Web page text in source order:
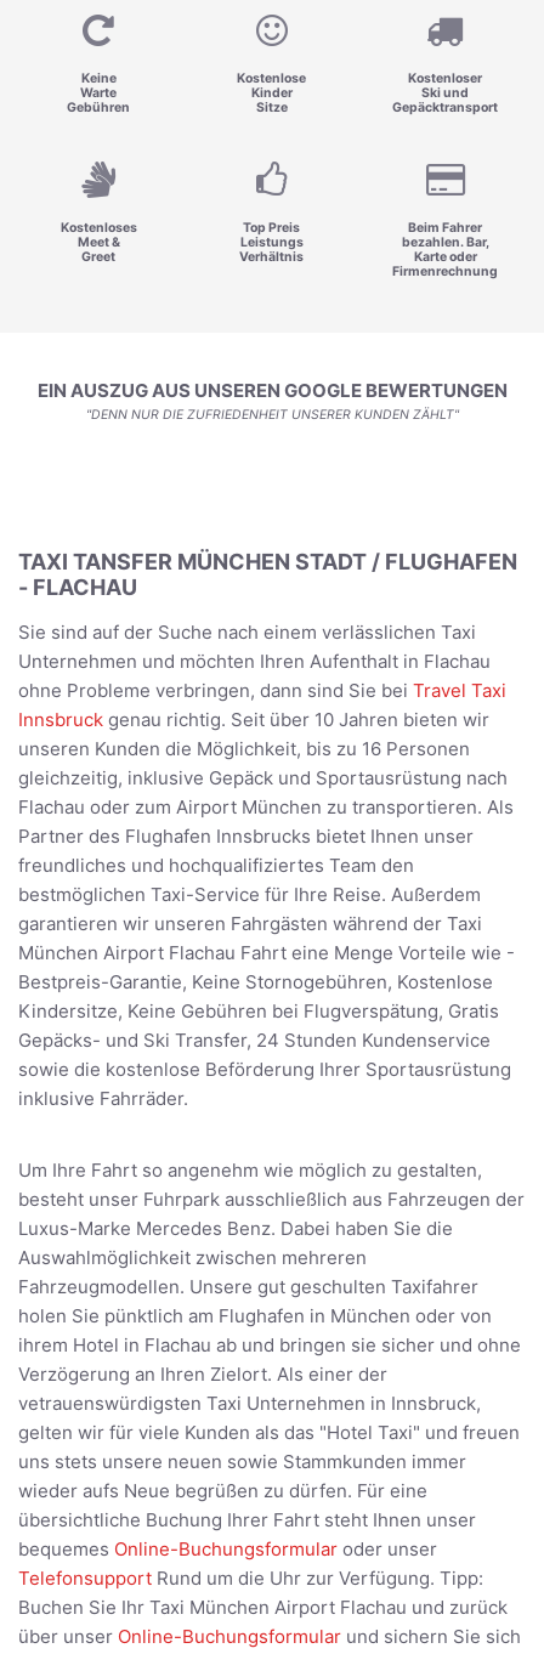
Keine
Warte
Gebühren
Kostenlose
Kinder
Sitze
Kostenloser
Ski und
Gepäcktransport
Kostenloses
Meet &
Greet
Top Preis
Leistungs
Verhältnis
Beim Fahrer
bezahlen. Bar,
Karte oder
Firmenrechnung
EIN AUSZUG AUS UNSEREN GOOGLE BEWERTUNGEN
"DENN NUR DIE ZUFRIEDENHEIT UNSERER KUNDEN ZÄHLT"
TAXI TANSFER MÜNCHEN STADT / FLUGHAFEN
- FLACHAU
Sie sind auf der Suche nach einem verlässlichen Taxi
Unternehmen und möchten Ihren Aufenthalt in Flachau
ohne Probleme verbringen, dann sind Sie bei Travel Taxi
Innsbruck genau richtig. Seit über 10 Jahren bieten wir
unseren Kunden die Möglichkeit, bis zu 16 Personen
gleichzeitig, inklusive Gepäck und Sportausrüstung nach
Flachau oder zum Airport München zu transportieren. Als
Partner des Flughafen Innsbrucks bietet Ihnen unser
freundliches und hochqualifiziertes Team den
bestmöglichen Taxi-Service für Ihre Reise. Außerdem
garantieren wir unseren Fahrgästen während der Taxi
München Airport Flachau Fahrt eine Menge Vorteile wie -
Bestpreis-Garantie, Keine Stornogebühren, Kostenlose
Kindersitze, Keine Gebühren bei Flugverspätung, Gratis
Gepäcks- und Ski Transfer, 24 Stunden Kundenservice
sowie die kostenlose Beförderung Ihrer Sportausrüstung
inklusive Fahrräder.
Um Ihre Fahrt so angenehm wie möglich zu gestalten,
besteht unser Fuhrpark ausschließlich aus Fahrzeugen der
Luxus-Marke Mercedes Benz. Dabei haben Sie die
Auswahlmöglichkeit zwischen mehreren
Fahrzeugmodellen. Unsere gut geschulten Taxifahrer
holen Sie pünktlich am Flughafen in München oder von
ihrem Hotel in Flachau ab und bringen sie sicher und ohne
Verzögerung an Ihren Zielort. Als einer der
vetrauenswürdigsten Taxi Unternehmen in Innsbruck,
gelten wir für viele Kunden als das "Hotel Taxi" und freuen
uns stets unsere neuen sowie Stammkunden immer
wieder aufs Neue begrüßen zu dürfen. Für eine
übersichtliche Buchung Ihrer Fahrt steht Ihnen unser
bequemes Online-Buchungsformular oder unser
Telefonsupport Rund um die Uhr zur Verfügung. Tipp:
Buchen Sie Ihr Taxi München Airport Flachau und zurück
über unser Online-Buchungsformular und sichern Sie sich